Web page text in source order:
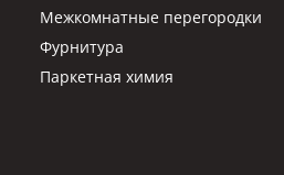
Межкомнатные перегородки
Фурнитура
Паркетная химия